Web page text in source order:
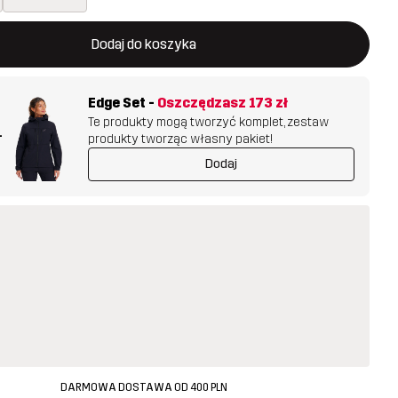
Dodaj do koszyka
nowe okno, w którym można potwierdzić dodanie
dostępny
Edge Set - Oszczędzasz 173 zł
Te produkty mogą tworzyć komplet, zestaw
produkty tworząc własny pakiet!
Dodaj
DARMOWA DOSTAWA OD 400 PLN